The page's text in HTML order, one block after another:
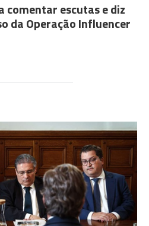
comentar escutas e diz
da Operação Influencer